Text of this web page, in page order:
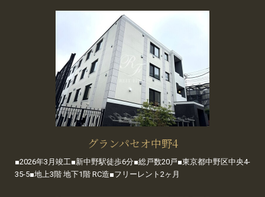
グランパセオ中野4
■2026年3月竣工■新中野駅徒歩6分■総戸数20戸■東京都中野区中央4-
35-5■地上3階 地下1階 RC造■フリーレント2ヶ月